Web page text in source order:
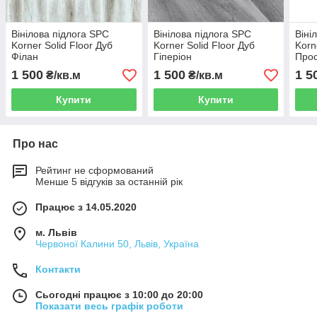
Вінілова підлога SPC
Korner Solid Floor Дуб
Філан
1 500 ₴/кв.м
Купити
Вінілова підлога SPC
Korner Solid Floor Дуб
Гіперіон
1 500₴/кв.м
Купити
1
Про нас
Рейтинг не сформований
Менше 5 відгуків за останній рік
Працює з 14.05.2020
м. Львів
Червоної Калини 50, Львів, Україна
Контакти
Сьогодні працює з 10:00 до 20:00
Показати весь графік роботи